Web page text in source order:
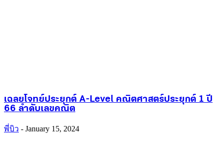
เฉลยโจทย์ประยุกต์ A-Level คณิตศาสตร์ประยุกต์ 1 ปี
66 ลำดับเลขคณิต
พี่บิว - January 15, 2024